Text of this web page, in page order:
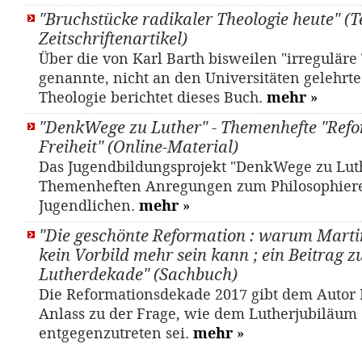
"Bruchstücke radikaler Theologie heute"
Zeitschriftenartikel)
Über die von Karl Barth bisweilen "irreguläre
genannte, nicht an den Universitäten
Theologie berichtet dieses Buch. mehr »
"DenkWege zu Luther" - Themenhefte
Freiheit" (Online-Material)
Das Jugendbildungsprojekt "DenkWege zu
Themenheften Anregungen zum
Jugendlichen. mehr »
"Die geschönte Reformation : warum
kein Vorbild mehr sein kann ; ein Beitrag
Lutherdekade" (Sachbuch)
Die Reformationsdekade 2017 gibt dem Autor
Anlass zu der Frage, wie dem Lutherjubiläum
entgegenzutreten sei. mehr »